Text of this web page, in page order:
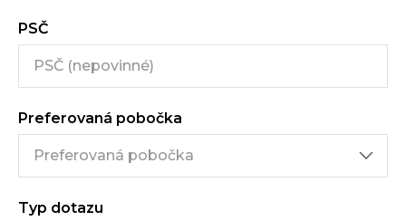
PSČ
Preferovaná pobočka
Typ dotazu